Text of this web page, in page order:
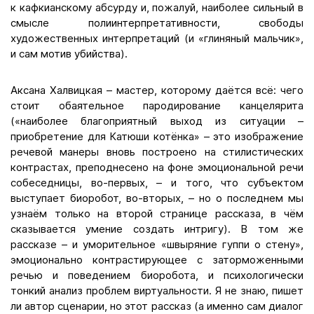
к кафкианскому абсурду и, пожалуй, наиболее сильный в
смысле полиинтерпретативности, свободы
художественных интерпретаций (и «глиняный мальчик»,
и сам мотив убийства).
Аксана Халвицкая – мастер, которому даётся всё: чего
стоит обаятельное пародирование канцелярита
(«наиболее благоприятный выход из ситуации –
приобретение для Катюши котёнка» – это изображение
речевой манеры вновь построено на стилистических
контрастах, преподнесено на фоне эмоциональной речи
собеседницы, во-первых, – и того, что субъектом
выступает биоробот, во-вторых, – но о последнем мы
узнаём только на второй странице рассказа, в чём
сказывается умение создать интригу). В том же
рассказе – и уморительное «швыряние гуппи о стену»,
эмоционально контрастирующее с заторможенными
речью и поведением биоробота, и психологически
тонкий анализ проблем виртуальности. Я не знаю, пишет
ли автор сценарии, но этот рассказ (а именно сам диалог